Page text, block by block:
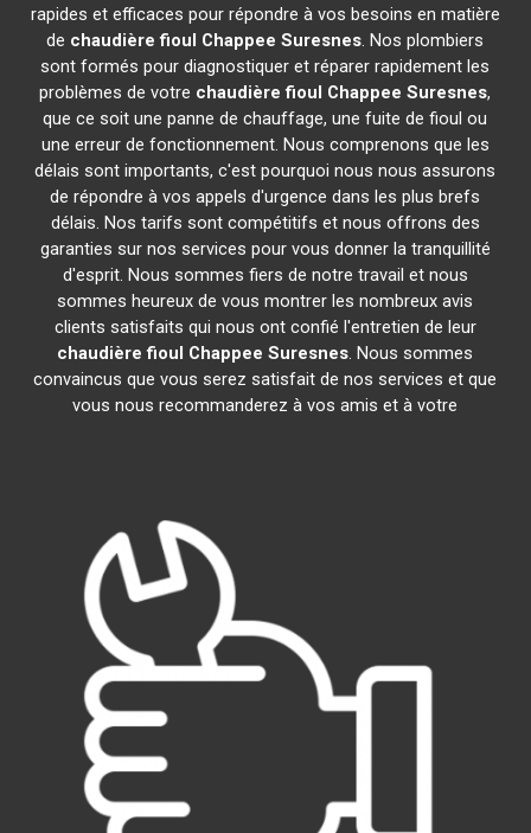
rapides et efficaces pour répondre à vos besoins en matière
de chaudière fioul Chappee Suresnes. Nos plombiers
sont formés pour diagnostiquer et réparer rapidement les
problèmes de votre chaudière fioul Chappee Suresnes,
que ce soit une panne de chauffage, une fuite de fioul ou
une erreur de fonctionnement. Nous comprenons que les
délais sont importants, c'est pourquoi nous nous assurons
de répondre à vos appels d'urgence dans les plus brefs
délais. Nos tarifs sont compétitifs et nous offrons des
garanties sur nos services pour vous donner la tranquillité
d'esprit. Nous sommes fiers de notre travail et nous
sommes heureux de vous montrer les nombreux avis
clients satisfaits qui nous ont confié l'entretien de leur
chaudière fioul Chappee Suresnes. Nous sommes
convaincus que vous serez satisfait de nos services et que
vous nous recommanderez à vos amis et à votre